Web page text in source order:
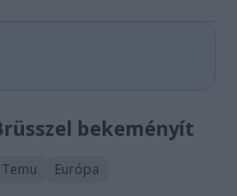
bekeményít
Temu Európa